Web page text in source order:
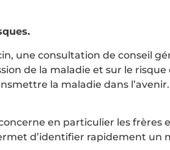
une consultation de conseil
de la maladie et sur le risque
la maladie dans
en particulier les frères
d’identifier rapidement un